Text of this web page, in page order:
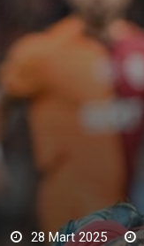
28 Mart 2025